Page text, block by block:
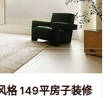
格 149平房子装修